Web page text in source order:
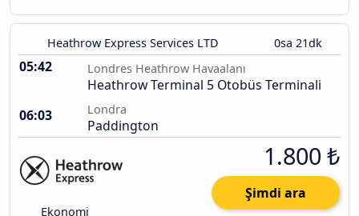
Heathrow Express Services LTD 0sa 21dk
05:42 Londres Heathrow Havaalanı
Heathrow Terminal 5 Otobüs Terminali
06:03
Londra
Paddington
Ekonomi
1.800 ₺
Şimdi ara